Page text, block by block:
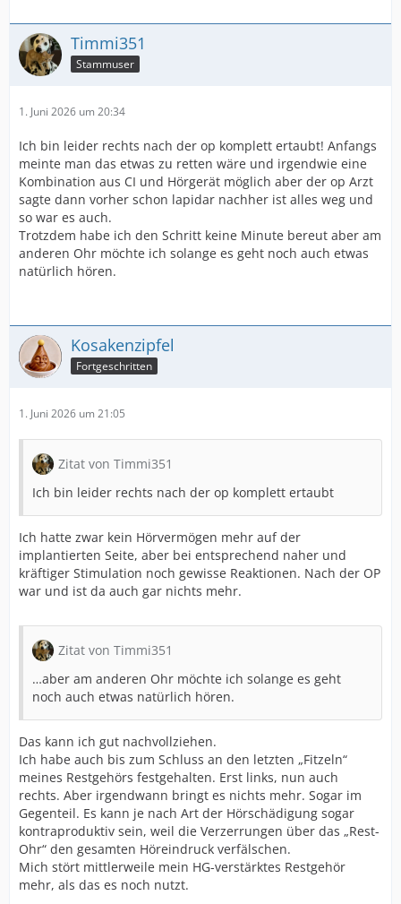
Timmi351
Stammuser
1. Juni 2026 um 20:34
Ich bin leider rechts nach der op komplett ertaubt! Anfangs
meinte man das etwas zu retten wäre und irgendwie eine
Kombination aus CI und Hörgerät möglich aber der op Arzt
sagte dann vorher schon lapidar nachher ist alles weg und
so war es auch.
Trotzdem habe ich den Schritt keine Minute bereut aber am
anderen Ohr möchte ich solange es geht noch auch etwas
natürlich hören.
Kosakenzipfel
Fortgeschritten
1. Juni 2026 um 21:05
Zitat von Timmi351
Ich bin leider rechts nach der op komplett ertaubt
Ich hatte zwar kein Hörvermögen mehr auf der
implantierten Seite, aber bei entsprechend naher und
kräftiger Stimulation noch gewisse Reaktionen. Nach der OP
war und ist da auch gar nichts mehr.
Zitat von Timmi351
…aber am anderen Ohr möchte ich solange es geht
noch auch etwas natürlich hören.
Das kann ich gut nachvollziehen.
Ich habe auch bis zum Schluss an den letzten „Fitzeln“
meines Restgehörs festgehalten. Erst links, nun auch
rechts. Aber irgendwann bringt es nichts mehr. Sogar im
Gegenteil. Es kann je nach Art der Hörschädigung sogar
kontraproduktiv sein, weil die Verzerrungen über das „Rest-
Ohr“ den gesamten Höreindruck verfälschen.
Mich stört mittlerweile mein HG-verstärktes Restgehör
mehr, als das es noch nutzt.